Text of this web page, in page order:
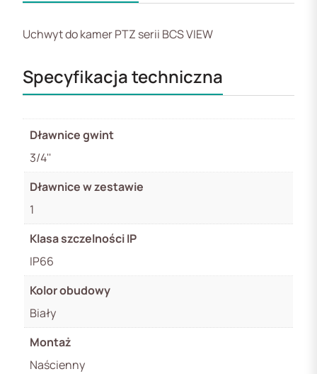
Uchwyt do kamer PTZ serii BCS VIEW
Specyfikacja techniczna
Dławnice gwint
3/4''
Dławnice w zestawie
1
Klasa szczelności IP
IP66
Kolor obudowy
Biały
Montaż
Naścienny